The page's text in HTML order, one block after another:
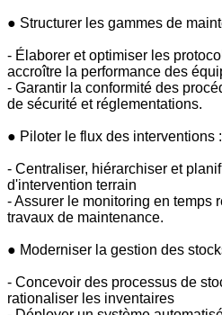
● Structurer les gammes de
- Élaborer et optimiser les
accroître la performance des
- Garantir la conformité des
de sécurité et réglementations.
● Piloter le flux des interventions :
- Centraliser, hiérarchiser et
d'intervention terrain
- Assurer le monitoring en temps
travaux de maintenance.
● Moderniser la gestion des
- Concevoir des processus de
rationaliser les inventaires